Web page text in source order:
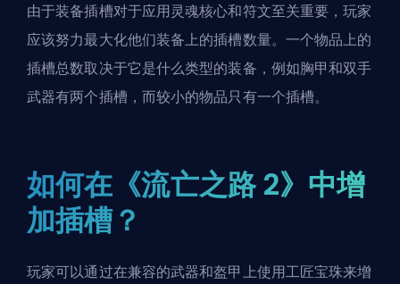
由于装备插槽对于应用灵魂核心和符文至关重要，玩家
应该努力最大化他们装备上的插槽数量。一个物品上的
插槽总数取决于它是什么类型的装备，例如胸甲和双手
武器有两个插槽，而较小的物品只有一个插槽。
如何在《流亡之路 2》中增
加插槽？
玩家可以通过在兼容的武器和盔甲上使用工匠宝珠来增